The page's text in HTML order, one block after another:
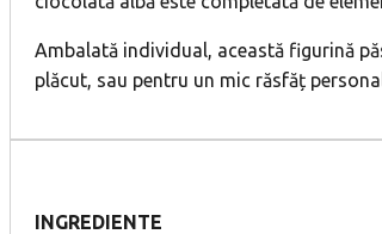
Ambalată individual, această figurină
plăcut, sau pentru un mic răsfăț
INGREDIENTE